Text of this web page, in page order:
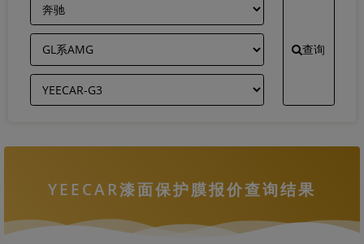
查询
YEECAR漆面保护膜报价查询结果